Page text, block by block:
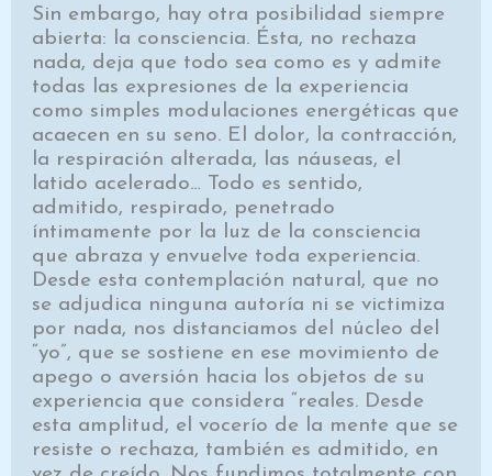
Sin embargo, hay otra posibilidad siempre
abierta: la consciencia. Ésta, no rechaza
nada, deja que todo sea como es y admite
todas las expresiones de la experiencia
como simples modulaciones energéticas que
acaecen en su seno. El dolor, la contracción,
la respiración alterada, las náuseas, el
latido acelerado… Todo es sentido,
admitido, respirado, penetrado
íntimamente por la luz de la consciencia
que abraza y envuelve toda experiencia.
Desde esta contemplación natural, que no
se adjudica ninguna autoría ni se victimiza
por nada, nos distanciamos del núcleo del
“yo”, que se sostiene en ese movimiento de
apego o aversión hacia los objetos de su
experiencia que considera “reales. Desde
esta amplitud, el vocerío de la mente que se
resiste o rechaza, también es admitido, en